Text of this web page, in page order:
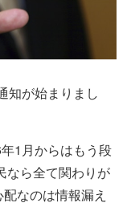
知が始まりまし
1月からはもう段
なら全て関わりが
なのは情報漏え